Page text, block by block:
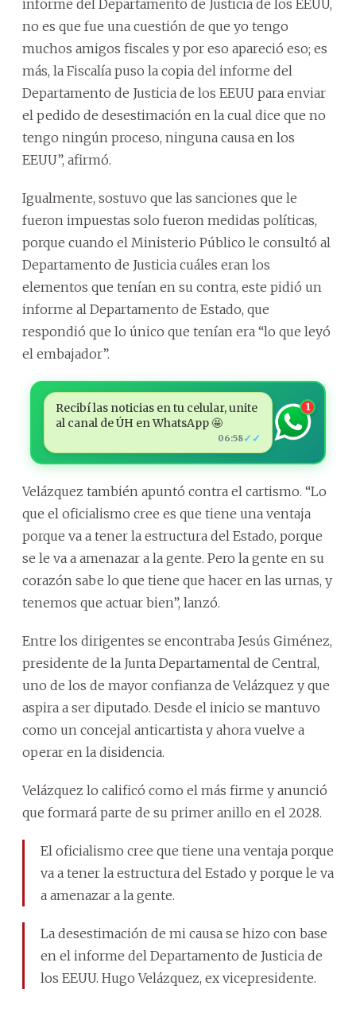
informe del Departamento de Justicia de los EEUU,
no es que fue una cuestión de que yo tengo
muchos amigos fiscales y por eso apareció eso; es
más, la Fiscalía puso la copia del informe del
Departamento de Justicia de los EEUU para enviar
el pedido de desestimación en la cual dice que no
tengo ningún proceso, ninguna causa en los
EEUU”, afirmó.
Igualmente, sostuvo que las sanciones que le
fueron impuestas solo fueron medidas políticas,
porque cuando el Ministerio Público le consultó al
Departamento de Justicia cuáles eran los
elementos que tenían en su contra, este pidió un
informe al Departamento de Estado, que
respondió que lo único que tenían era “lo que leyó
el embajador”.
Recibí las noticias en tu celular, unite
al canal de ÚH en WhatsApp 🤩
06:58✓✓
1
Velázquez también apuntó contra el cartismo. “Lo
que el oficialismo cree es que tiene una ventaja
porque va a tener la estructura del Estado, porque
se le va a amenazar a la gente. Pero la gente en su
corazón sabe lo que tiene que hacer en las urnas, y
tenemos que actuar bien”, lanzó.
Entre los dirigentes se encontraba Jesús Giménez,
presidente de la Junta Departamental de Central,
uno de los de mayor confianza de Velázquez y que
aspira a ser diputado. Desde el inicio se mantuvo
como un concejal anticartista y ahora vuelve a
operar en la disidencia.
Velázquez lo calificó como el más firme y anunció
que formará parte de su primer anillo en el 2028.
El oficialismo cree que tiene una ventaja porque
va a tener la estructura del Estado y porque le va
a amenazar a la gente.
La desestimación de mi causa se hizo con base
en el informe del Departamento de Justicia de
los EEUU. Hugo Velázquez, ex vicepresidente.